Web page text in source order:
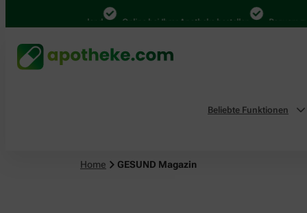
4.000 Mal in Deutschland Online bei Ihrer Apotheke bestellen Bequem
Beliebte Funktionen
Home GESUND Magazin